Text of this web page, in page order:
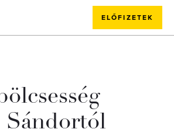
ELŐFIZETEK
Sándortól